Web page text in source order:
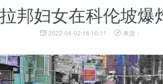
邦妇女在科伦坡爆
2022-04-02 16:16:11 来源：